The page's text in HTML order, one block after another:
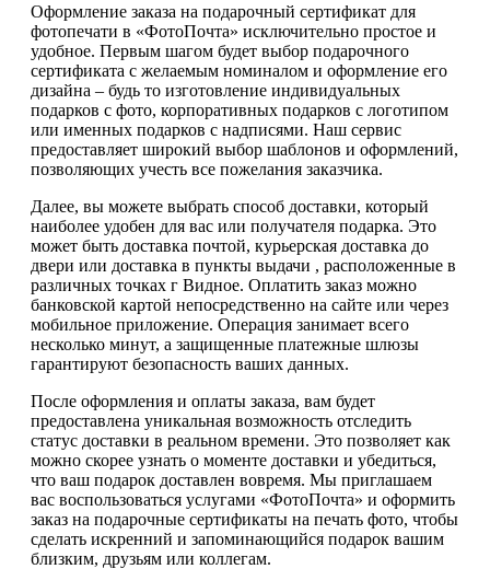
Оформление заказа на подарочный сертификат для
фотопечати в «ФотоПочта» исключительно простое и
удобное. Первым шагом будет выбор подарочного
сертификата с желаемым номиналом и оформление его
дизайна – будь то изготовление индивидуальных
подарков с фото, корпоративных подарков с логотипом
или именных подарков с надписями. Наш сервис
предоставляет широкий выбор шаблонов и оформлений,
позволяющих учесть все пожелания заказчика.
Далее, вы можете выбрать способ доставки, который
наиболее удобен для вас или получателя подарка. Это
может быть доставка почтой, курьерская доставка до
двери или доставка в пункты выдачи , расположенные в
различных точках г Видное. Оплатить заказ можно
банковской картой непосредственно на сайте или через
мобильное приложение. Операция занимает всего
несколько минут, а защищенные платежные шлюзы
гарантируют безопасность ваших данных.
После оформления и оплаты заказа, вам будет
предоставлена уникальная возможность отследить
статус доставки в реальном времени. Это позволяет как
можно скорее узнать о моменте доставки и убедиться,
что ваш подарок доставлен вовремя. Мы приглашаем
вас воспользоваться услугами «ФотоПочта» и оформить
заказ на подарочные сертификаты на печать фото, чтобы
сделать искренний и запоминающийся подарок вашим
близким, друзьям или коллегам.